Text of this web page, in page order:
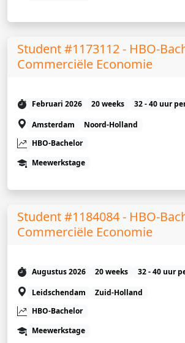
Student #1173112 - HBO-
Commerciële Economie
Februari 2026 20 weeks
32 - 40 uur
Amsterdam
Noord-Holland
HBO-Bachelor
Meewerkstage
Student #1184084 - HBO-
Commerciële Economie
Augustus 2026 20 weeks
32 - 40 uur
Leidschendam
Zuid-Holland
HBO-Bachelor
Meewerkstage